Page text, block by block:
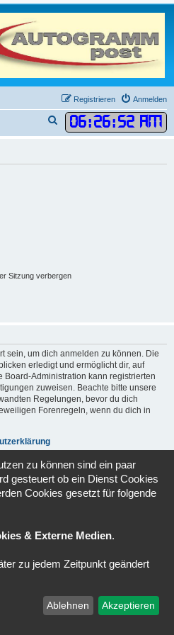
Anmelden
Registrieren
06:26:52 AM
u
Sitzung verbergen
sein, um dich anmelden zu können. Die
erledigt und ermöglicht dir, auf
Administration kann registrierten
zuweisen. Beachte bitte unsere
Regelungen, bevor du dich
Forenregeln, wenn du dich in
Software © phpBB Limited
|Nutzungsbedingungen
zu können sind ein paar
gesteuert ob ein Dienst Cookies
Cookies gesetzt für folgende
& Externe Medien.
zu jedem Zeitpunkt geändert
Ablehnen Akzeptieren